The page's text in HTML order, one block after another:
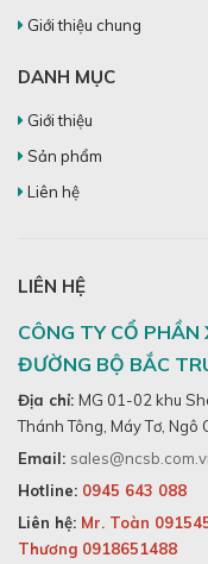
Giới thiệu chung
DANH MỤC
Giới thiệu
Sản phẩm
Liên hệ
LIÊN HỆ
CÔNG TY CỔ
ĐƯỜNG BỘ BẮC
Địa chỉ: MG 01-02 khu
Thánh Tông, Máy Tơ, Ngô
Email:
Hotline: 0945 643 088
Liên hệ: Mr. Toàn
Thương 0918651488